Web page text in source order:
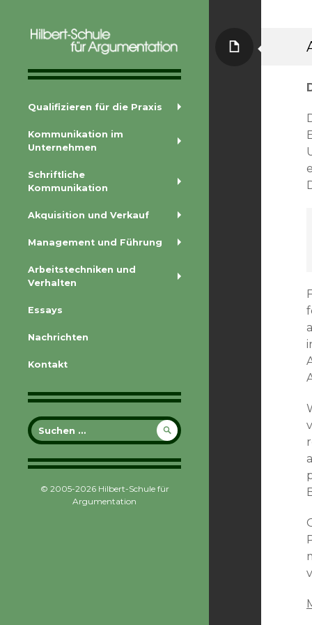
Hilbert-Schule für
Qualifizierungen für die Praxis
Zum
springen
Qualifizieren für die Praxis
Kommunikation im
Unternehmen
Schriftliche
Kommunikation
Akquisition und Verkauf
Management und Führung
Arbeitstechniken und
Verhalten
Essays
Nachrichten
Kontakt
Suche
nach:
© 2005-2026 Hilbert-Schule für
Argumentation
Seite